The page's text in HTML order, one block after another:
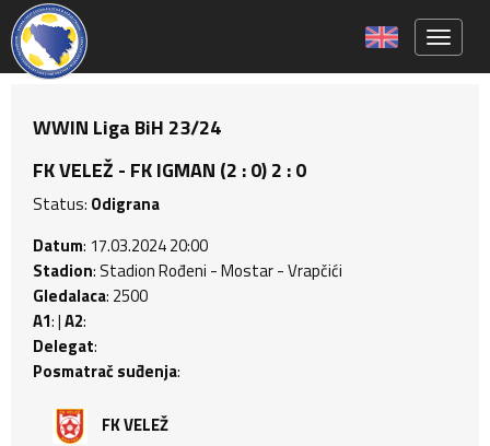
WWIN Liga BiH 23/24
FK VELEŽ - FK IGMAN (2 : 0) 2 : 0
Status: Odigrana
Datum: 17.03.2024 20:00
Stadion: Stadion Rođeni - Mostar - Vrapčići
Gledalaca: 2500
A1: |A2:
Delegat:
Posmatrač suđenja:
FK VELEŽ